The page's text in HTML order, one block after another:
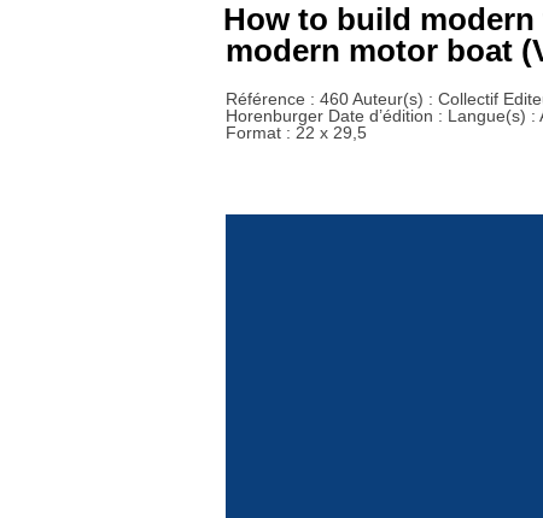
How to build
modern motor boat
Référence : 460 Auteur(s) : Collectif
Horenburger Date d’édition : Langue(s)
Format : 22 x 29,5